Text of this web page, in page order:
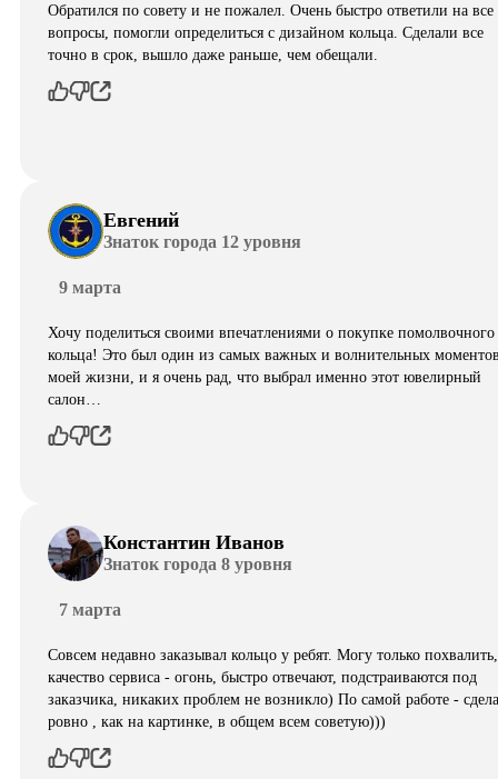
Обратился по совету и не пожалел. Очень быстро ответили на все
вопросы, помогли определиться с дизайном кольца. Сделали все
точно в срок, вышло даже раньше, чем обещали.
Евгений
Знаток города 12 уровня
9 марта
Хочу поделиться своими впечатлениями о покупке помолвочного
кольца! Это был один из самых важных и волнительных
моей жизни, и я очень рад, что выбрал именно этот ювелирный
салон…
Константин Иванов
Знаток города 8 уровня
7 марта
Совсем недавно заказывал кольцо у ребят. Могу только похвалить,
качество сервиса - огонь, быстро отвечают, подстраиваются под
заказчика, никаких проблем не возникло) По самой работе -
ровно , как на картинке, в общем всем советую)))